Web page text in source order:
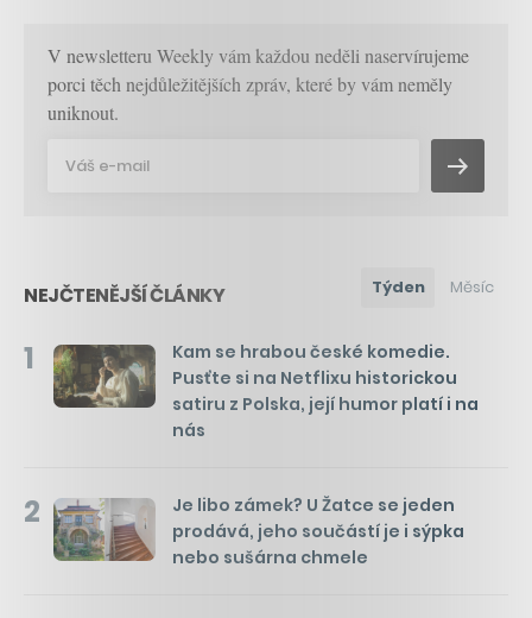
V newsletteru Weekly vám každou neděli naservírujeme
porci těch nejdůležitějších zpráv, které by vám neměly
uniknout.
NEJČTENĚJŠÍ ČLÁNKY Týden Měsíc
1
Kam se hrabou české komedie.
Pusťte si na Netflixu historickou
satiru z Polska, její humor platí i na
nás
2
Je libo zámek? U Žatce se jeden
prodává, jeho součástí je i sýpka
nebo sušárna chmele